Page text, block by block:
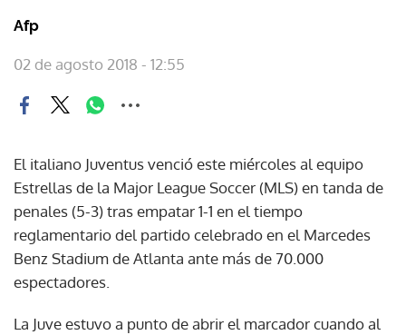
Afp
02 de agosto 2018 - 12:55
El italiano Juventus venció este miércoles al equipo
Estrellas de la Major League Soccer (MLS) en tanda de
penales (5-3) tras empatar 1-1 en el tiempo
reglamentario del partido celebrado en el Marcedes
Benz Stadium de Atlanta ante más de 70.000
espectadores.
La Juve estuvo a punto de abrir el marcador cuando al